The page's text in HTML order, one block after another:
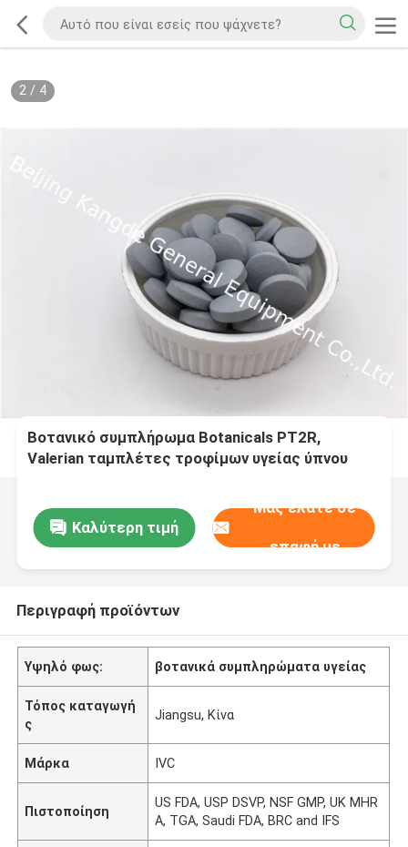
2/ 4
Βοτανικό συμπλήρωμα Botanicals PT2R,
Valerian ταμπλέτες τροφίμων υγείας ύπνου
Καλύτερη τιμή
Μας ελάτε σε
επαφή με
Περιγραφή προϊόντων
Υψηλό φως: βοτανικά συμπληρώματα υγείας
Τόπος καταγωγή
ς
Jiangsu, Κίνα
Μάρκα IVC
Πιστοποίηση
US FDA, USP DSVP, NSF GMP, UK MHR
A, TGA, Saudi FDA, BRC and IFS